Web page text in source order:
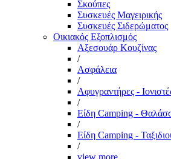
Σκούπες
Συσκευές Μαγειρικής
Συσκευές Σιδερώματος
Οικιακός Εξοπλισμός
Αξεσουάρ Κουζίνας
/
Ασφάλεια
/
Αφυγραντήρες -
/
Είδη Camping -
/
Είδη Camping -
/
view more